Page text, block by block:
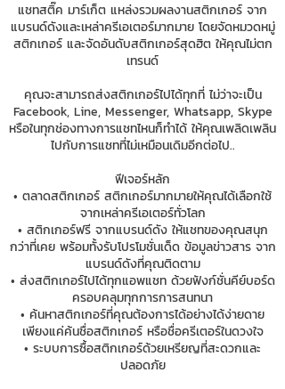
แชทสติ๊ค มาร์เก็ต แหล่งรวมผลงานสติกเกอร์ จาก
แบรนด์ดังและเหล่าครีเอเตอร์มากมาย โดยจัดหมวดหมู่
สติกเกอร์ และจัดอันดับสติกเกอร์สุดฮิต ให้คุณไม่ตก
เทรนด์
คุณจะสามารถส่งสติกเกอร์ไปได้ทุกที่ ไม่ว่าจะเป็น
Facebook, Line, Messenger, Whatsapp, Skype
หรือในทุกช่องทางการแชทไหนก็ทำได้ ให้คุณเพลิดเพลิน
ไปกับการแชทที่ไม่เหมือนเดิมอีกต่อไป..
ฟีเจอร์หลัก
• ตลาดสติกเกอร์ สติกเกอร์มากมายให้คุณได้เลือกใช้
จากเหล่าครีเอเตอร์ทั่วโลก
• สติกเกอร์ฟรี จากแบรนด์ดัง ให้แชทของคุณสนุก
กว่าที่เคย พร้อมทั้งรับโปรโมชั่นเด็ด ข้อมูลข่าวสาร จาก
แบรนด์ดังที่คุณติดตาม
• ส่งสติกเกอร์ไปได้ทุกแอพแชท ด้วยฟังก์ชั่นคีย์บอร์ด
ครอบคลุมทุกการการสนทนา
• ค้นหาสติกเกอร์ที่คุณต้องการได้อย่างได้ง่ายดาย
เพียงแค่ค้นชื่อสติกเกอร์ หรือชื่อครีเตอร์ในดวงใจ
• ระบบการซื้อสติกเกอร์ด้วยเหรียญที่สะดวกและ
ปลอดภัย